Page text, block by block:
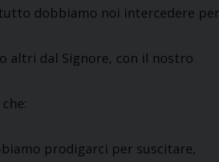
dobbiamo noi intercedere per
altri dal Signore, con il nostro
prodigarci per suscitare,